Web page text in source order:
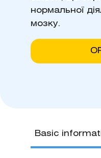
нормальної
мозку.
Basic